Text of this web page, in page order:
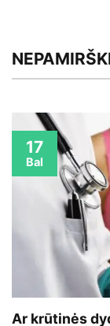
Ar krūtinės
17
Bal